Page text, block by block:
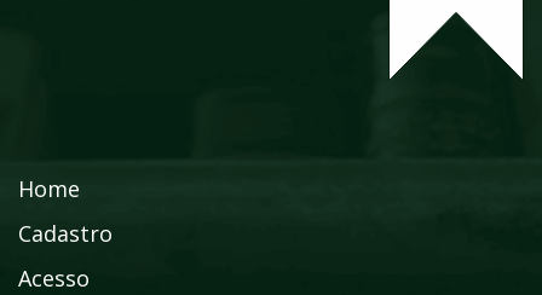
Home
Cadastro
Acesso